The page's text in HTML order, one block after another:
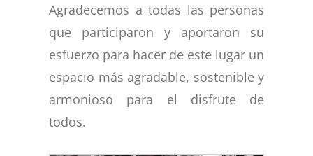
Agradecemos a todas las personas
que participaron y aportaron su
esfuerzo para hacer de este lugar un
espacio más agradable, sostenible y
armonioso para el disfrute de
todos.